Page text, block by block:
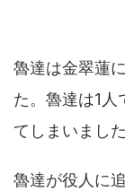
魯達は金翠蓮
た。魯達は1人
てしまいました
魯達が役人に